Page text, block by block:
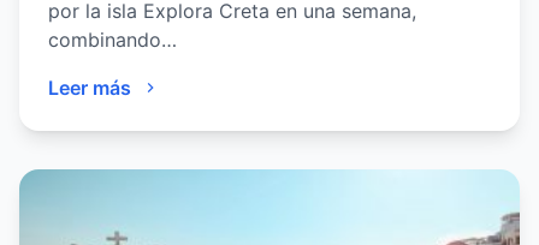
por la isla Explora Creta en una semana,
combinando…
Leer más